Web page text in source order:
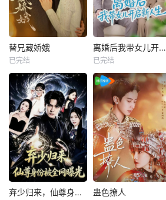
替兄藏娇娥
已完结
离婚后我带女儿开启新人生
已完结
弃少归来，仙尊身份被全网曝光 蛊色撩人